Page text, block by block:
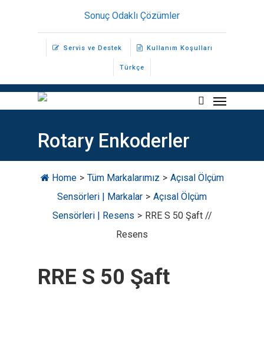
Sonuç Odaklı Çözümler
Servis ve Destek Kullanım Koşulları
Türkçe
search
Menu
Rotary Enkoderler
Home > Tüm Markalarımız > Açısal Ölçüm
Sensörleri | Markalar > Açısal Ölçüm
Sensörleri | Resens > RRE S 50 Şaft //
Resens
RRE S 50 Şaft